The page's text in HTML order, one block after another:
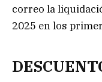
correo la
2025 en los